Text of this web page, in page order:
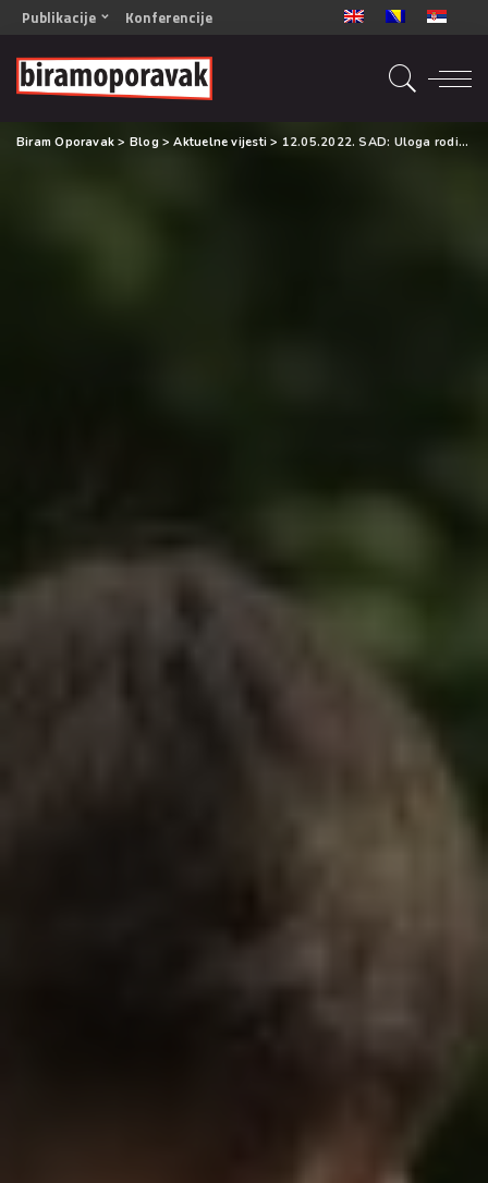
Publikacije
OPORAVAK- Naš zajednički cilj BiH/CG
OPORAVAK- Naš zajednički cilj SRB
RECOVERY- Our common goal ENG
OPORAVAK- Naš zajednički cilj 2
Konferencije
Biram Oporavak > Blog>Aktuelne vijesti > 12.05.2022. SAD: Uloga roditeljstva u izgradnji društvenog kapitala